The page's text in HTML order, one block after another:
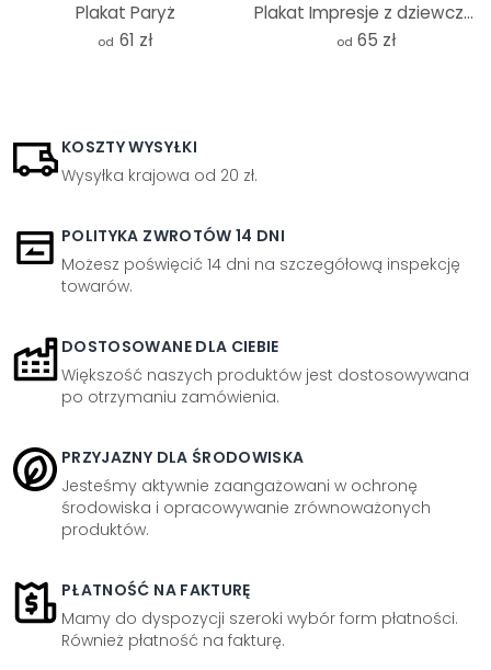
Plakat Paryż
od 61 zł
Plakat Impresje z dziewczęcego życia
od 65 zł
KOSZTY WYSYŁKI
Wysyłka krajowa od 20 zł.
POLITYKA ZWROTÓW 14 DNI
Możesz poświęcić 14 dni na szczegółową inspekcję
towarów.
DOSTOSOWANE DLA CIEBIE
Większość naszych produktów jest dostosowywana
po otrzymaniu zamówienia.
PRZYJAZNY DLA ŚRODOWISKA
Jesteśmy aktywnie zaangażowani w ochronę
środowiska i opracowywanie zrównoważonych
produktów.
PŁATNOŚĆ NA FAKTURĘ
Mamy do dyspozycji szeroki wybór form płatności.
Również płatność na fakturę.